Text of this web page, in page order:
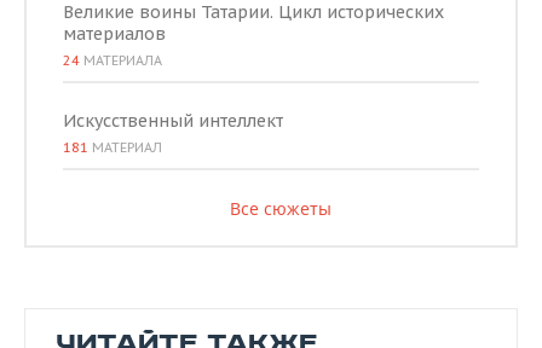
Великие воины Татарии. Цикл исторических
материалов
24 МАТЕРИАЛА
Искусственный интеллект
181 МАТЕРИАЛ
Все сюжеты